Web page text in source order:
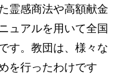
霊感商法や高額献金
ュアルを用いて全国
す。教団は、様々な
を行ったわけです